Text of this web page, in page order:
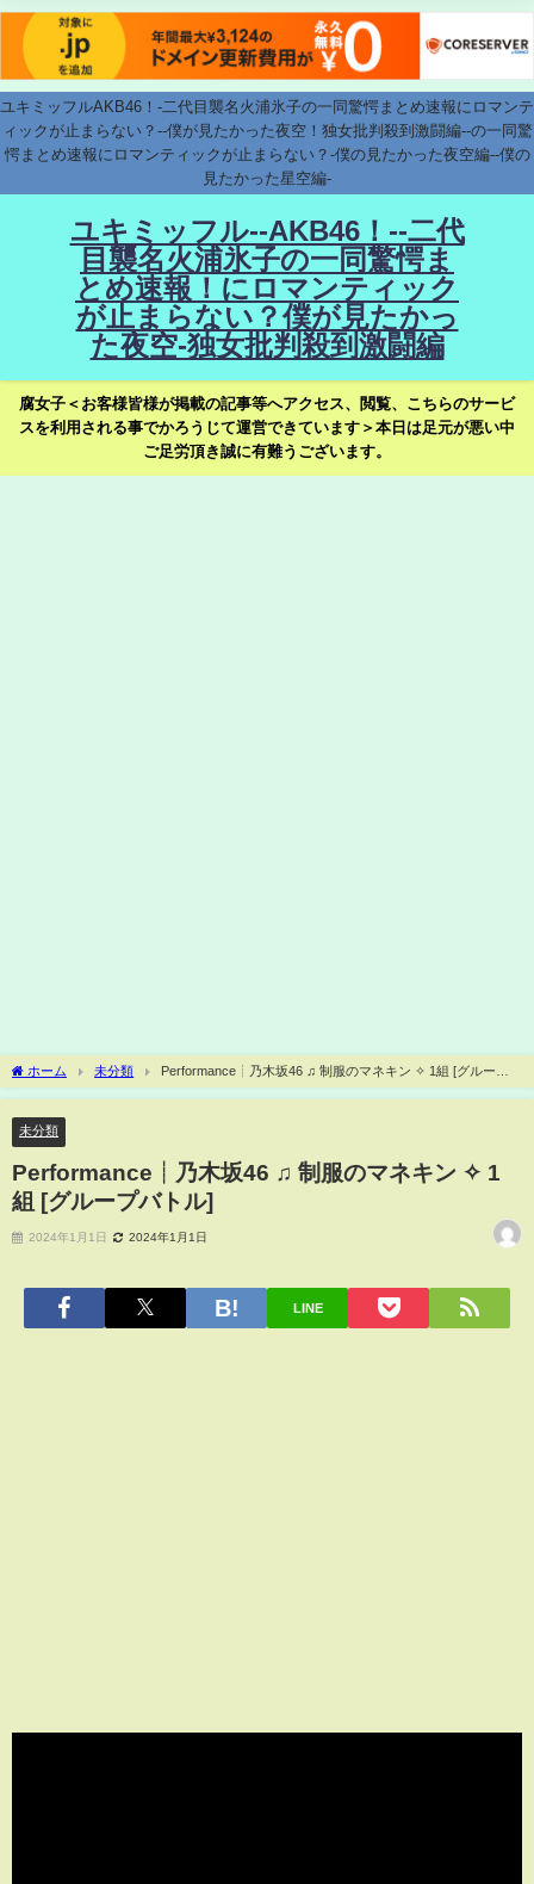
ユキミッフルAKB46！-二代目襲名火浦氷子の一同驚愕まとめ速報にロマンテ
ィックが止まらない？--僕が見たかった夜空！独女批判殺到激闘編--の一同驚
愕まとめ速報にロマンティックが止まらない？-僕の見たかった夜空編--僕の
見たかった星空編-
ユキミッフル--AKB46！--二代
目襲名火浦氷子の一同驚愕ま
とめ速報！にロマンティック
が止まらない？僕が見たかっ
た夜空-独女批判殺到激闘編
腐女子＜お客様皆様が掲載の記事等へアクセス、閲覧、こちらのサービ
スを利用される事でかろうじて運営できています＞本日は足元が悪い中
ご足労頂き誠に有難うございます。
ホーム 未分類
Performance┊乃木坂46 ♫ 制服のマネキン ✧ 1組 [グループ
バトル]
未分類
Performance┊乃木坂46 ♫ 制服のマネキン ✧ 1
組 [グループバトル]
2024年1月1日 2024年1月1日
LINE